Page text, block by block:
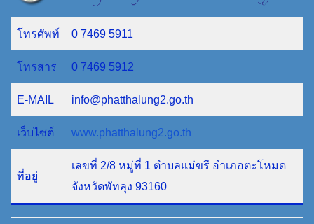
โทรศัพท์ 0 7469 5911
โทรสาร 0 7469 5912
E-MAIL info@phatthalung2.go.th
เว็บไซต์ www.phatthalung2.go.th
ที่อยู่
เลขที่ 2/8 หมู่ที่ 1 ตำบลแม่ขรี อำเภอตะโหมด
จังหวัดพัทลุง 93160